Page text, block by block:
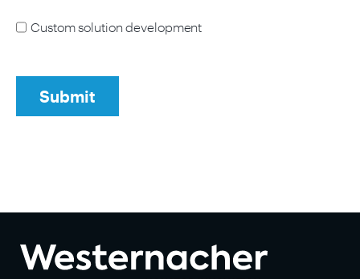
Custom solution development